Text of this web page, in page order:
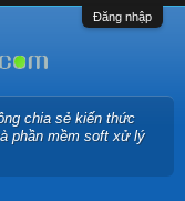
Đăng nhập
chia sẻ kiến thức
phần mềm soft xử lý